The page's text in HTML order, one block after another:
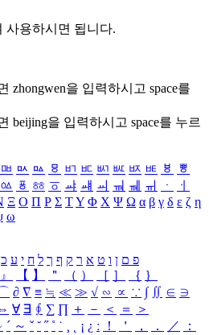
사용하시면 됩니다.
zhongwen을 입력하시고 space를
beijing을 입력하시고 space를 누르
ㅮ ㅯ ㅰ ㅱ ㅲ ㅳ ㅴ ㅵ ㅶ ㅷ ㅸ
ㅹ
ㆃ ㆄ ㆅ ㆆ ㆇ ㆈ ㆉ ㆊ ㆋ ㆌ ㆍ
ㆎ
Ξ Ο Π Ρ Σ ΤΥ Φ Χ Ψ Ω α β γ δ ε ζ η
ω
פ ם ן ו ט א ר ק ף ך ל ח י ע כ
』 【 】 ＂ （ ） ［ ］ ｛ ｝
∂ ∇ ≡ ≒ ≪ ≫ √ ∽ ∝ ∵ ∫ ∬ ∈ ∋
∀ ∃ ∮ ∑ ∏ ＋ － ＜ ＝
＞
´ ～ ˇ ˘ ˝ ˚ ˙ ¸ ¡ ¿ ː ！ ＇ ， ． ／
：